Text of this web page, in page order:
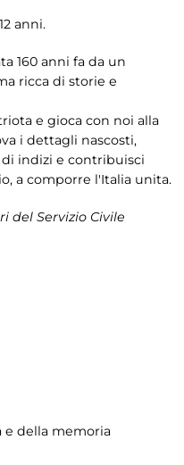
anni.
160 anni fa da un
ricca di storie e
e gioca con noi alla
i dettagli nascosti,
indizi e contribuisci
a comporre l'Italia unita.
del Servizio Civile
e della memoria